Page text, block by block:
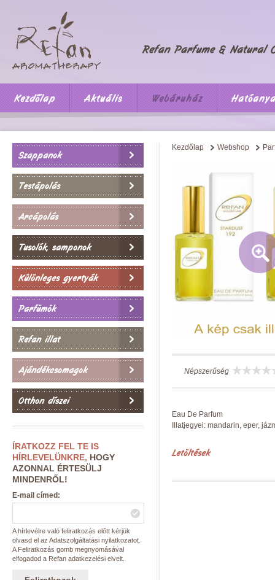
Kezdőlap Aktuális Webáruház
Szappanok
Testápolás
Arcápolás
Tusolók, samponok
Különleges gyertyák
Parfümök
Refan illat
Ajándékcsomagok
Otthon díszei
ÍRATKOZZ FEL TE IS
HÍRLEVELÜNKRE, HOGY
AZONNAL ÉRTESÜLJ
MINDENRŐL!
E-mail címed:
A hírlevélre való feliratkozás előtt kérjük
olvasd el az Adatszolgáltatási nyilatkozatot.
A Feliratkozás gomb megnyomásával
elfogadod a Refan adatkezelési elveit.
Kezdőlap Webshop
Népszerűség
Eau De Parfum
Illatjegyei: mandarin, eper,
Letöltések